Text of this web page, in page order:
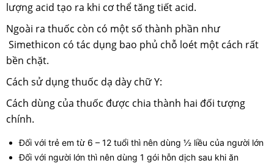
lượng acid tạo ra khi cơ thể tăng tiết acid.
Ngoài ra thuốc còn có một số thành phần như
Simethicon có tác dụng bao phủ chỗ loét một cách rất
bền chặt.
Cách sử dụng thuốc dạ dày chữ Y:
Cách dùng của thuốc được chia thành hai đối tượng
chính.
Đối với trẻ em từ 6 – 12 tuổi thì nên dùng ½ liều của người lớn
Đối với người lớn thì nên dùng 1 gói hỗn dịch sau khi ăn